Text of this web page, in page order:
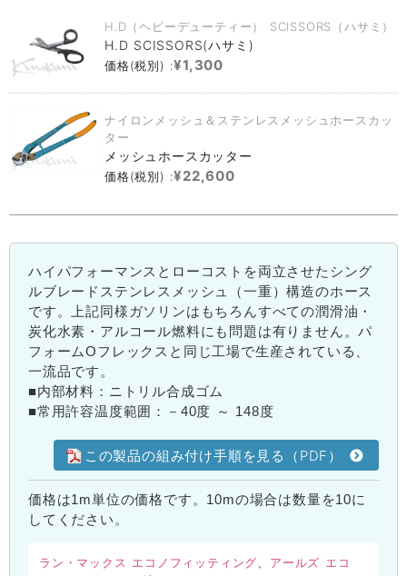
H.D（ヘビーデューティー） SCISSORS（ハサミ）
H.D SCISSORS(ハサミ)
価格(税別) :¥1,300
ナイロンメッシュ＆ステンレスメッシュホースカッ
ター
メッシュホースカッター
価格(税別) :¥22,600
ハイパフォーマンスとローコストを両立させたシング
ルブレードステンレスメッシュ（一重）構造のホース
です。上記同様ガソリンはもちろんすべての潤滑油・
炭化水素・アルコール燃料にも問題は有りません。パ
フォームOフレックスと同じ工場で生産されている、
一流品です。
■内部材料：ニトリル合成ゴム
■常用許容温度範囲：－40度 ～ 148度
この製品の組み付け手順を見る（PDF）
価格は1m単位の価格です。10mの場合は数量を10に
してください。
ラン・マックス エコノフィッティング、 アールズ エコ